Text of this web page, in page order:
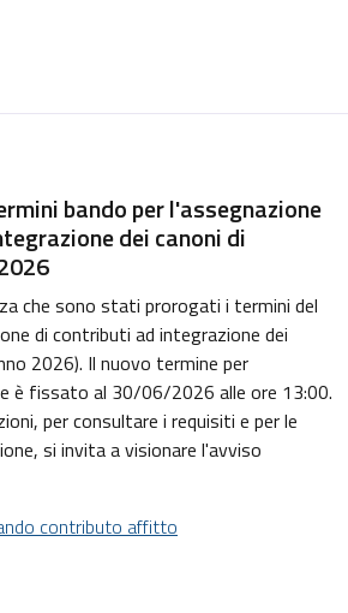
bando per l'assegnazione
dei canoni di
che sono stati prorogati i termini del
di contributi ad integrazione dei
2026). Il nuovo termine per
è fissato al 30/06/2026 alle ore 13:00.
per consultare i requisiti e per le
si invita a visionare l'avviso
contributo affitto